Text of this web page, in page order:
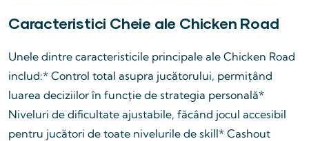
Caracteristici Cheie ale Chicken Road
Unele dintre caracteristicile principale ale Chicken Road
includ:* Control total asupra jucătorului, permițând
luarea deciziilor în funcție de strategia personală*
Niveluri de dificultate ajustabile, făcând jocul accesibil
pentru jucători de toate nivelurile de skill* Cashout